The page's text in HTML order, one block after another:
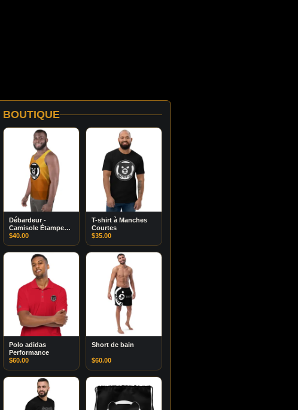
BOUTIQUE
Débardeur -
Camisole Étampe
Marron
$40.00
T-shirt à Manches
Courtes
$35.00
Polo adidas
Performance
$60.00
Short de bain
$60.00